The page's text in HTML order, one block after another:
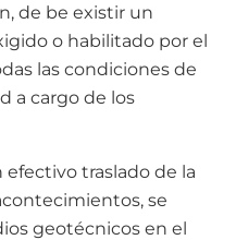
de be existir un
o habilitado por el
las condiciones de
a cargo de los
traslado de la
se
geotécnicos en el